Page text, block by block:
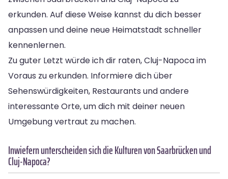
erkunden. Auf diese Weise kannst du dich besser
anpassen und deine neue Heimatstadt schneller
kennenlernen.
Zu guter Letzt würde ich dir raten, Cluj-Napoca im
Voraus zu erkunden. Informiere dich über
Sehenswürdigkeiten, Restaurants und andere
interessante Orte, um dich mit deiner neuen
Umgebung vertraut zu machen.
Inwiefern unterscheiden sich die Kulturen von Saarbrücken und
Cluj-Napoca?